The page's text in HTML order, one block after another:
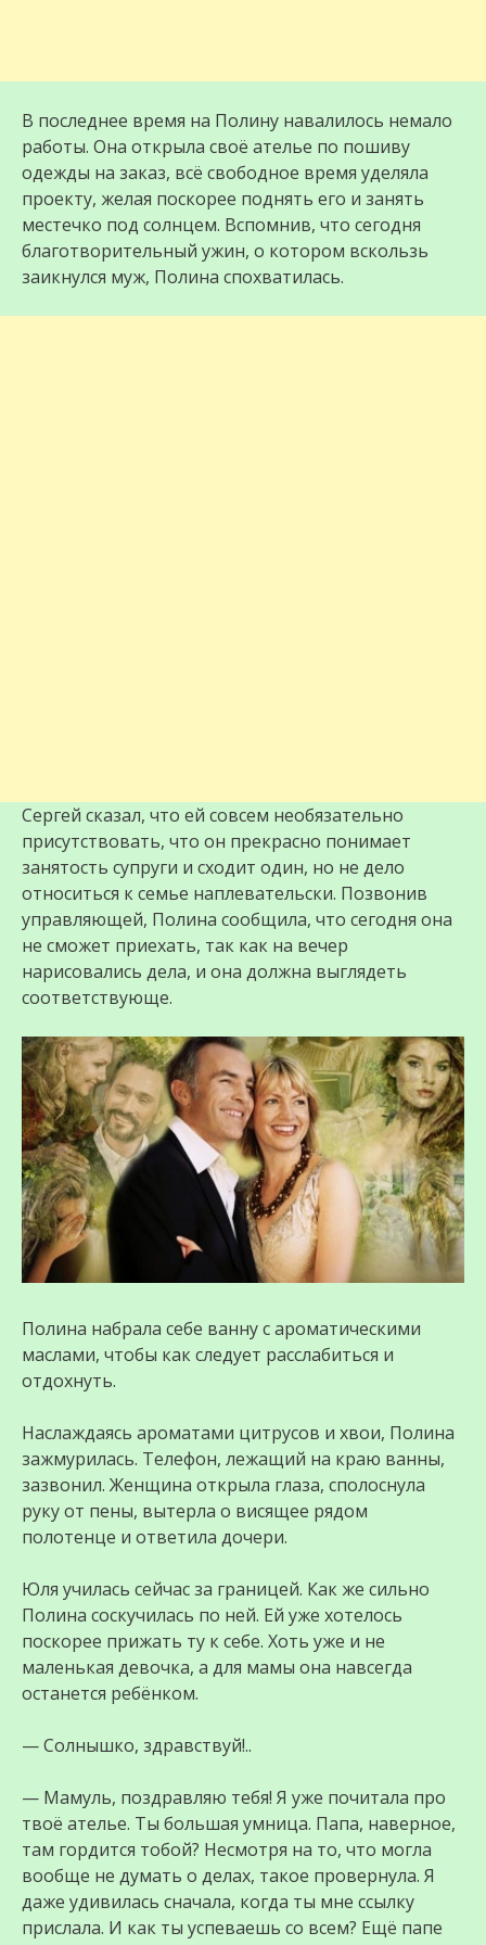
В последнее время на Полину навалилось немало
работы. Она открыла своё ателье по пошиву
одежды на заказ, всё свободное время уделяла
проекту, желая поскорее поднять его и занять
местечко под солнцем. Вспомнив, что сегодня
благотворительный ужин, о котором вскользь
заикнулся муж, Полина спохватилась.
Сергей сказал, что ей совсем необязательно
присутствовать, что он прекрасно понимает
занятость супруги и сходит один, но не дело
относиться к семье наплевательски. Позвонив
управляющей, Полина сообщила, что сегодня она
не сможет приехать, так как на вечер
нарисовались дела, и она должна выглядеть
соответствующе.
Полина набрала себе ванну с ароматическими
маслами, чтобы как следует расслабиться и
отдохнуть.
Наслаждаясь ароматами цитрусов и хвои, Полина
зажмурилась. Телефон, лежащий на краю ванны,
зазвонил. Женщина открыла глаза, сполоснула
руку от пены, вытерла о висящее рядом
полотенце и ответила дочери.
Юля училась сейчас за границей. Как же сильно
Полина соскучилась по ней. Ей уже хотелось
поскорее прижать ту к себе. Хоть уже и не
маленькая девочка, а для мамы она навсегда
останется ребёнком.
— Солнышко, здравствуй!..
— Мамуль, поздравляю тебя! Я уже почитала про
твоё ателье. Ты большая умница. Папа, наверное,
там гордится тобой? Несмотря на то, что могла
вообще не думать о делах, такое провернула. Я
даже удивилась сначала, когда ты мне ссылку
прислала. И как ты успеваешь со всем? Ещё папе